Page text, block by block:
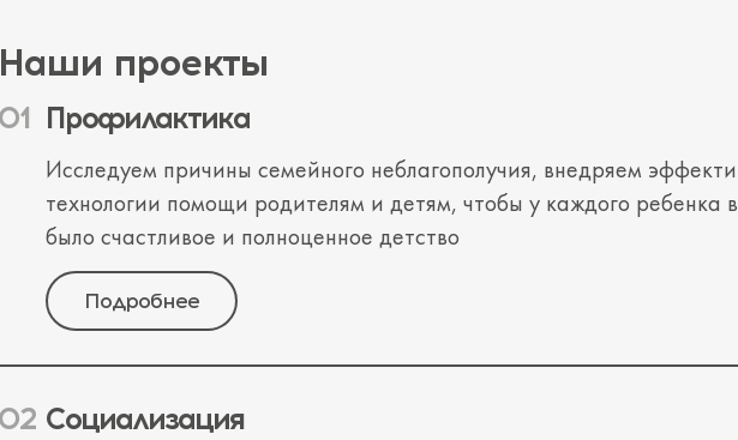
Наши проекты
Профилактика
Исследуем причины семейного неблагополучия, внедряем
технологии помощи родителям и детям, чтобы у каждого ребенка
было счастливое и полноценное детство
Подробнее
Социализация